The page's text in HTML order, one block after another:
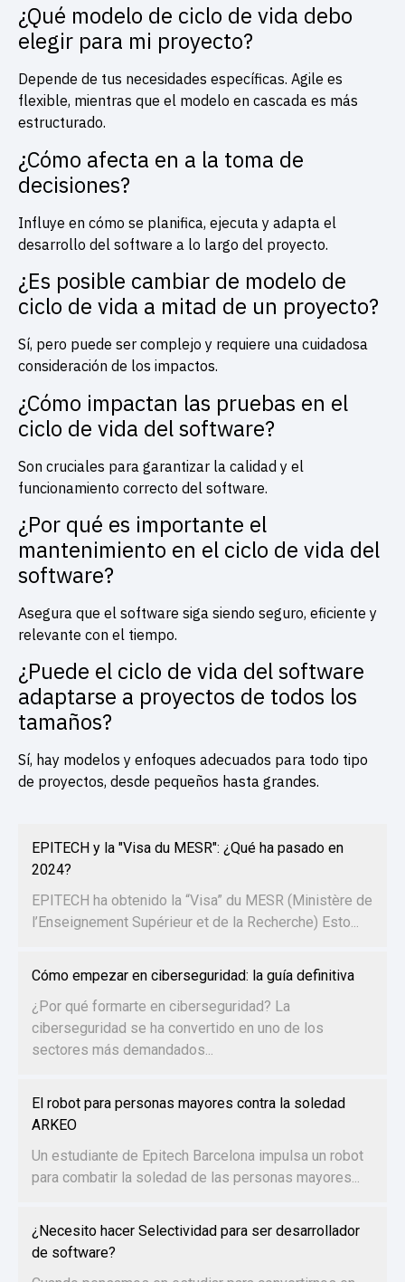
¿Qué modelo de ciclo de vida debo
elegir para mi proyecto?
Depende de tus necesidades específicas. Agile es
flexible, mientras que el modelo en cascada es más
estructurado.
¿Cómo afecta en a la toma de
decisiones?
Influye en cómo se planifica, ejecuta y adapta el
desarrollo del software a lo largo del proyecto.
¿Es posible cambiar de modelo de
ciclo de vida a mitad de un proyecto?
Sí, pero puede ser complejo y requiere una cuidadosa
consideración de los impactos.
¿Cómo impactan las pruebas en el
ciclo de vida del software?
Son cruciales para garantizar la calidad y el
funcionamiento correcto del software.
¿Por qué es importante el
mantenimiento en el ciclo de vida del
software?
Asegura que el software siga siendo seguro, eficiente y
relevante con el tiempo.
¿Puede el ciclo de vida del software
adaptarse a proyectos de todos los
tamaños?
Sí, hay modelos y enfoques adecuados para todo tipo
de proyectos, desde pequeños hasta grandes.
EPITECH y la "Visa du MESR": ¿Qué ha pasado en
2024?
EPITECH ha obtenido la “Visa” du MESR (Ministère de
l’Enseignement Supérieur et de la Recherche) Esto...
Cómo empezar en ciberseguridad: la guía definitiva
¿Por qué formarte en ciberseguridad? La
ciberseguridad se ha convertido en uno de los
sectores más demandados...
El robot para personas mayores contra la soledad
ARKEO
Un estudiante de Epitech Barcelona impulsa un robot
para combatir la soledad de las personas mayores...
¿Necesito hacer Selectividad para ser desarrollador
de software?